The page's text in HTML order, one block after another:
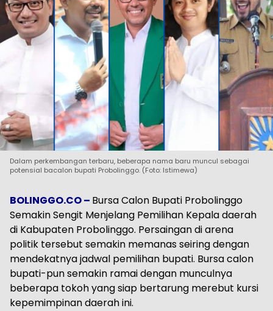
Dalam perkembangan terbaru, beberapa nama baru muncul sebagai
potensial bacalon bupati Probolinggo. (Foto: Istimewa)
BOLINGGO.CO – Bursa Calon Bupati Probolinggo
Semakin Sengit Menjelang Pemilihan Kepala daerah
di Kabupaten Probolinggo. Persaingan di arena
politik tersebut semakin memanas seiring dengan
mendekatnya jadwal pemilihan bupati. Bursa calon
bupati-pun semakin ramai dengan munculnya
beberapa tokoh yang siap bertarung merebut kursi
kepemimpinan daerah ini.